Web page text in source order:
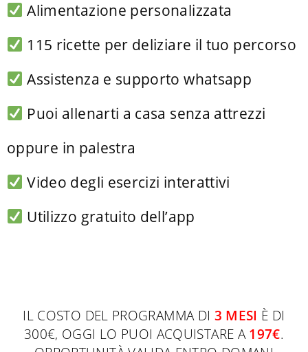
Alimentazione personalizzata
115 ricette per deliziare il tuo percorso
Assistenza e supporto whatsapp
Puoi allenarti a casa senza attrezzi
oppure in palestra
Video degli esercizi interattivi
Utilizzo gratuito dell’app
IL COSTO DEL PROGRAMMA DI 3 MESI È DI
300€, OGGI LO PUOI ACQUISTARE A197€.